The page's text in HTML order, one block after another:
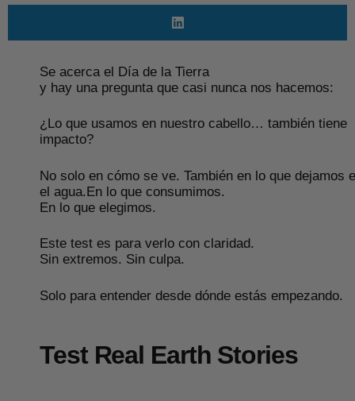
Se acerca el Día de la Tierra
y hay una pregunta que casi nunca nos hacemos:
¿Lo que usamos en nuestro cabello… también tiene
impacto?
No solo en cómo se ve. También en lo que dejamos
el agua.En lo que consumimos.
En lo que elegimos.
Este test es para verlo con claridad.
Sin extremos. Sin culpa.
Solo para entender desde dónde estás empezando.
Test Real Earth Stories